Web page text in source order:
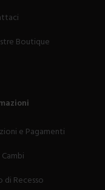
Boutique
e Pagamenti
di Recesso